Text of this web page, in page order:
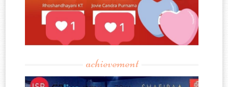
achievement